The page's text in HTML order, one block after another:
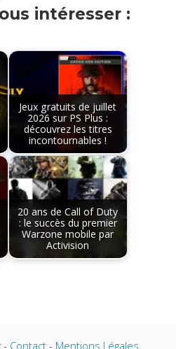
intéresser :
Jeux gratuits de juillet
2026 sur PS Plus :
découvrez les titres
incontournables !
20 ans de Call of Duty
: le succès du premier
Warzone mobile par
Activision
- Contact - Mentions Légales